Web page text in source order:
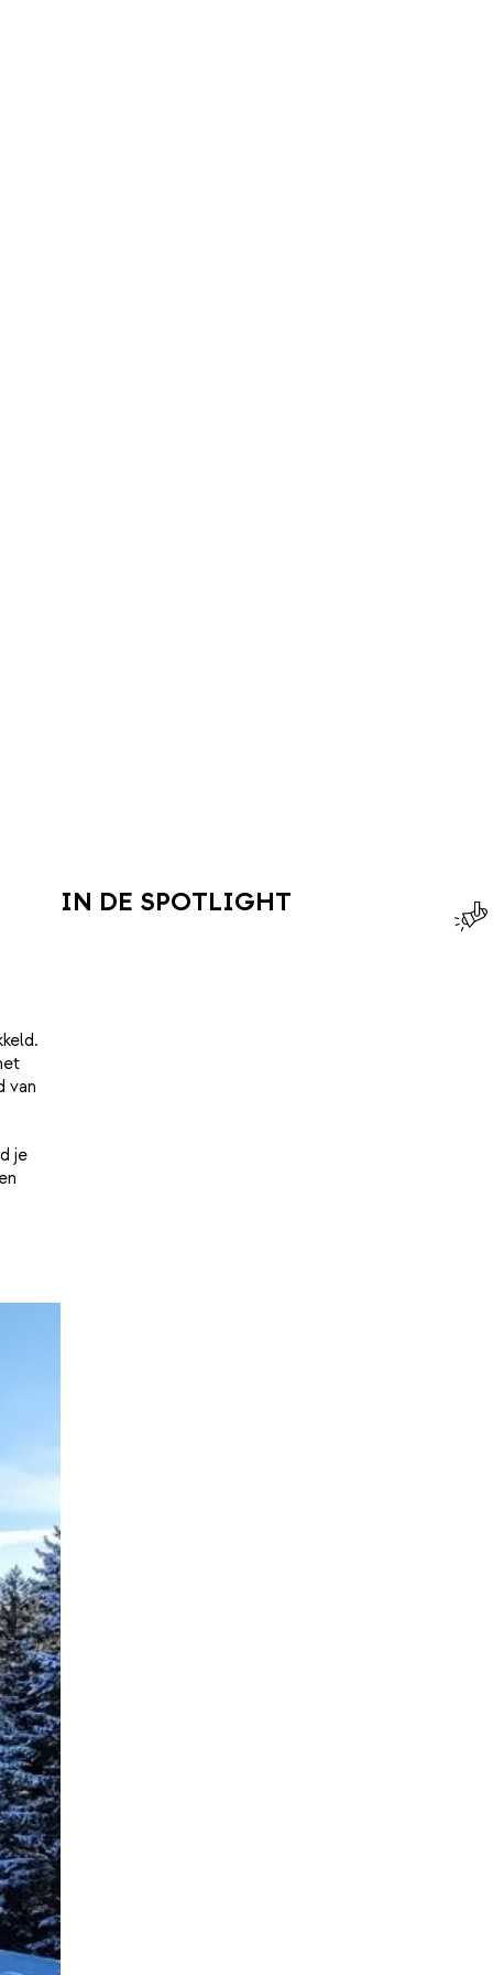
van
je
IN DE SPOTLIGHT